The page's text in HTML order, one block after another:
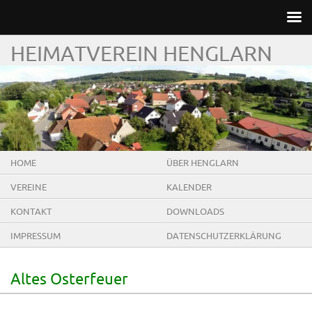
HEIMATVEREIN HENGLARN
HOME ÜBER HENGLARN
VEREINE KALENDER
KONTAKT DOWNLOADS
IMPRESSUM DATENSCHUTZERKLÄRUNG
Altes Osterfeuer